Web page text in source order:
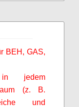
BEH, GAS,
jedem
(z. B.
und